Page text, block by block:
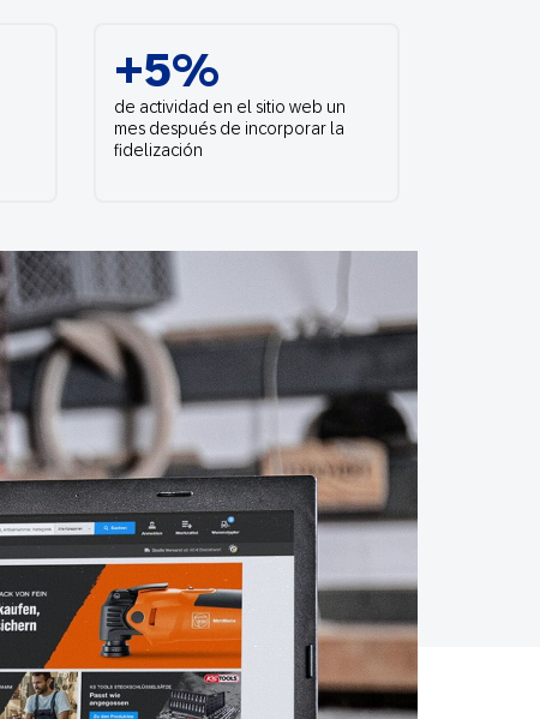
En tienda física
Centro de
Contacto
+5%
de actividad en el sitio web un
mes después de incorporar la
fidelización